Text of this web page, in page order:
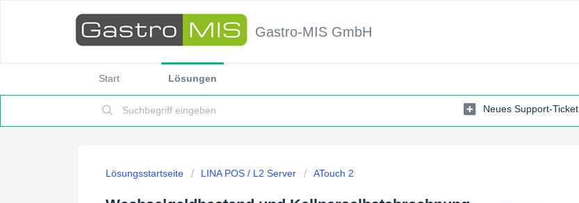
Gastro-MIS GmbH
Start Lösungen
Neues Support-Ticket
Lösungsstartseite LINA POS / L2 Server ATouch 2